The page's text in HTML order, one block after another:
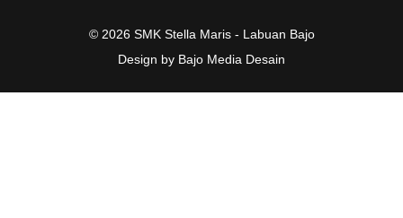
© 2026 SMK Stella Maris - Labuan Bajo
Design by Bajo Media Desain